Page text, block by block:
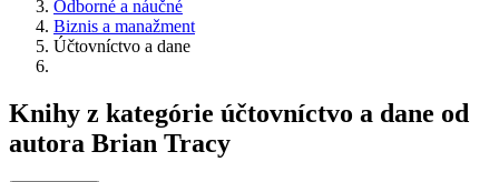
Odborné a náučné
Biznis a manažment
Účtovníctvo a dane
Knihy z kategórie účtovníctvo a dane od
autora Brian Tracy